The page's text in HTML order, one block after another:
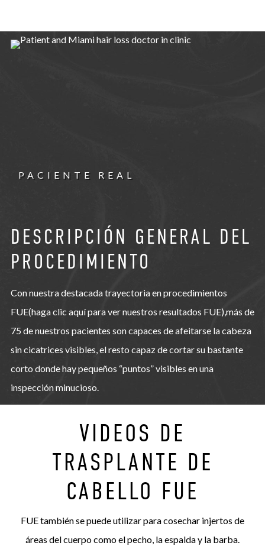
PACIENTE REAL
DESCRIPCIÓN GENERAL DEL
PROCEDIMIENTO
Con nuestra destacada trayectoria en procedimientos
FUE(haga clic aquí para ver nuestros resultados FUE),más de
75 de nuestros pacientes son capaces de afeitarse la cabeza
sin cicatrices visibles, el resto capaz de cortar su bastante
corto donde hay pequeños “puntos” visibles en una
inspección minucioso.
VIDEOS DE
TRASPLANTE DE
CABELLO FUE
FUE también se puede utilizar para cosechar injertos de
áreas del cuerpo como el pecho, la espalda y la barba.